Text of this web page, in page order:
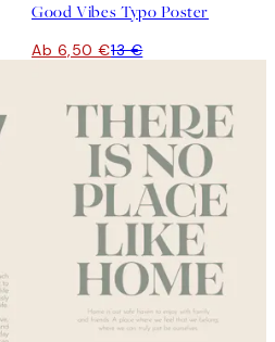
Good Vibes Typo Poster
Ab 6,50 €13 €